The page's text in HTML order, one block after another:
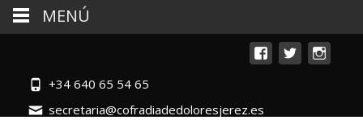
+34 640 65 54 65
secretaria@cofradiadedoloresjerez.es
MENÚ